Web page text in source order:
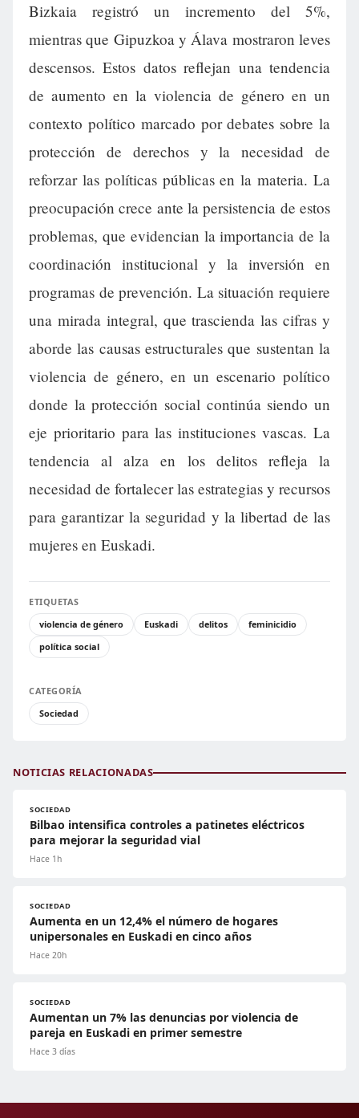
Bizkaia registró un incremento del 5%,
mientras que Gipuzkoa y Álava mostraron leves
descensos. Estos datos reflejan una tendencia
de aumento en la violencia de género en un
contexto político marcado por debates sobre la
protección de derechos y la necesidad de
reforzar las políticas públicas en la materia. La
preocupación crece ante la persistencia de estos
problemas, que evidencian la importancia de la
coordinación institucional y la inversión en
programas de prevención. La situación requiere
una mirada integral, que trascienda las cifras y
aborde las causas estructurales que sustentan la
violencia de género, en un escenario político
donde la protección social continúa siendo un
eje prioritario para las instituciones vascas. La
tendencia al alza en los delitos refleja la
necesidad de fortalecer las estrategias y recursos
para garantizar la seguridad y la libertad de las
mujeres en Euskadi.
ETIQUETAS
violencia de género
Euskadi delitos
feminicidio
política social
CATEGORÍA
Sociedad
NOTICIAS RELACIONADAS
SOCIEDAD
Bilbao intensifica controles a patinetes eléctricos
para mejorar la seguridad vial
Hace 1h
SOCIEDAD
Aumenta en un 12,4% el número de hogares
unipersonales en Euskadi en cinco años
Hace 20h
SOCIEDAD
Aumentan un 7% las denuncias por violencia de
pareja en Euskadi en primer semestre
Hace 3 días